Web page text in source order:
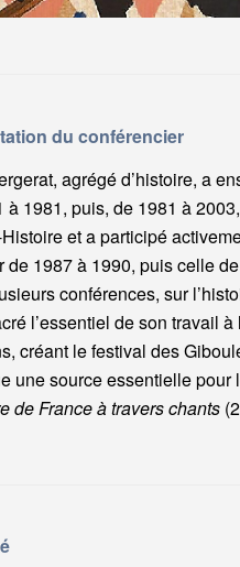
du conférencier
agrégé d’histoire, a
à 1981, puis, de 1981 à
et a participé
de 1987 à 1990, puis celle
conférences, sur
l’essentiel de son travail
créant le festival des
une source essentielle
de France à travers chants